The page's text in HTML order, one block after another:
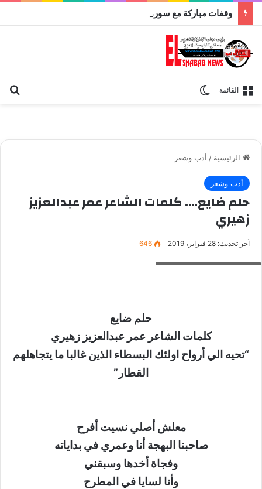
القائمة
الرئيسية / أدب وشعر
أدب وشعر
حلم ضايع…. كلمات الشاعر عمر عبدالعزيز
زهيري
آخر تحديث: 28 فبراير، 2019 646
حلم ضايع
كلمات الشاعر عمر عبدالعزيز زهيري
“تحيه الي أرواح اولئك البسطاء الذين غالبا ما يتجاهلهم
القطار”
معلش أصلي نسيت أفرح
صاحبنا البهجة أنا وعمري في بداياته
وفجاة أخدها وسبقني
وأنا لسايا في المطرح